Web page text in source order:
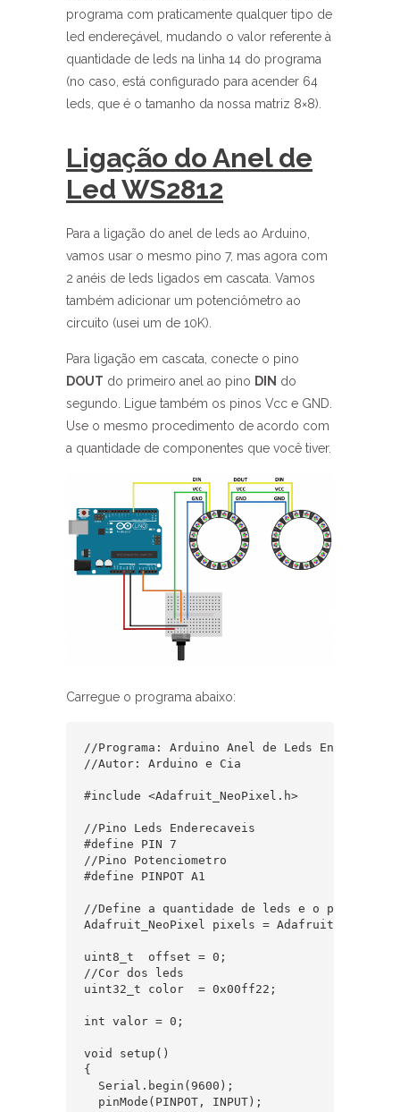
programa com praticamente qualquer tipo de
led endereçável, mudando o valor referente à
quantidade de leds na linha 14 do programa
(no caso, está configurado para acender 64
leds, que é o tamanho da nossa matriz 8×8).
Ligação do Anel de
Led WS2812
Para a ligação do anel de leds ao Arduino,
vamos usar o mesmo pino 7, mas agora com
2 anéis de leds ligados em cascata. Vamos
também adicionar um potenciômetro ao
circuito (usei um de 10K).
Para ligação em cascata, conecte o pino
DOUT do primeiro anel ao pino DIN do
segundo. Ligue também os pinos Vcc e GND.
Use o mesmo procedimento de acordo com
a quantidade de componentes que você tiver.
Carregue o programa abaixo:
//Programa: Arduino Anel de Leds Enderecaveis
//Autor: Arduino e Cia
#include <Adafruit_NeoPixel.h>
//Pino Leds Enderecaveis
#define PIN 7
//Pino Potenciometro
#define PINPOT A1
//Define a quantidade de leds e o pino de
Adafruit_NeoPixel pixels =
uint8_t  offset = 0;
//Cor dos leds
uint32_t color  = 0x00ff22;
int valor = 0;
void setup()
{
  Serial.begin(9600);
  pinMode(PINPOT, INPUT);